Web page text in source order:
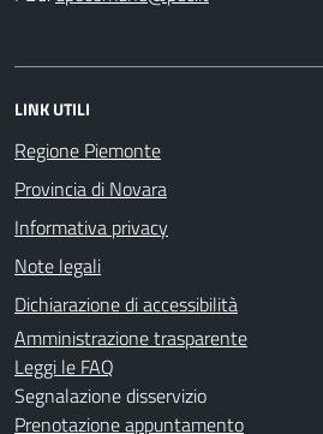
LINK UTILI
Regione Piemonte
Provincia di Novara
Informativa privacy
Note legali
Dichiarazione di accessibilità
Amministrazione trasparente
Leggi le FAQ
Segnalazione disservizio
Prenotazione appuntamento